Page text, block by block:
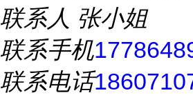
联系人 张小姐
联系手机
联系电话